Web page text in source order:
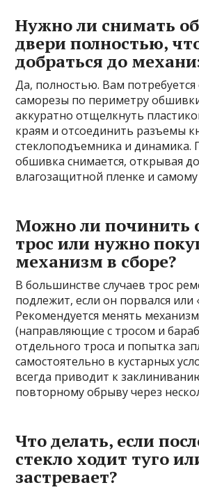
Нужно ли снимать
двери полностью,
добраться до
Да, полностью. Вам потребуется
саморезы по периметру
аккуратно отщелкнуть
краям и отсоединить разъемы
стеклоподъемника и динамика.
обшивка снимается, открывая
влагозащитной пленке и
Можно ли починить
трос или нужно
механизм в сборе?
В большинстве случаев трос
подлежит, если он порвался или
Рекомендуется менять
(направляющие с тросом и
отдельного троса и попытка
самостоятельно в кустарных
всегда приводит к
повторному обрыву через
Что делать, если
стекло ходит туго
застревает?